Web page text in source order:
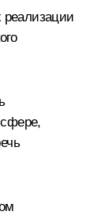
реализации
сфере,